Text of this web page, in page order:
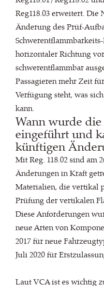
Reg118.03 erweitert.
Änderung des Prüf-
horizontaler Richtung
schwerentflammbar
Passagieren mehr Zeit
Verfügung steht, was
kann.
Wann wurde
eingeführt und
künftigen
Mit Reg. 118.02 sind am
Änderungen in Kraft
Materialien, die vertikal
Prüfung der vertikalen
Diese Anforderungen
neue Arten von
2017 für neue
Juli 2020 für
Laut VCA ist es wichtig